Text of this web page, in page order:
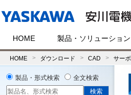
HOME 製品・ソリューション
HOME ダウンロード CAD サーボ
製品・形式検索 全文検索